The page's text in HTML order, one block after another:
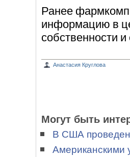
Ранее
информацию в
собственности
Анастасия Круглова
Могут быть
В США
Американскими